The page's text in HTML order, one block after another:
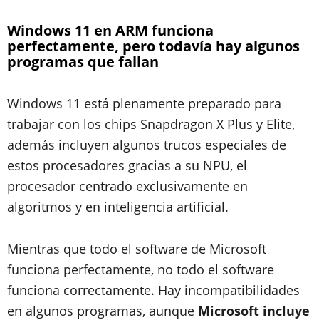
Windows 11 en ARM funciona
perfectamente, pero todavía hay algunos
programas que fallan
Windows 11 está plenamente preparado para
trabajar con los chips Snapdragon X Plus y Elite,
además incluyen algunos trucos especiales de
estos procesadores gracias a su NPU, el
procesador centrado exclusivamente en
algoritmos y en inteligencia artificial.
Mientras que todo el software de Microsoft
funciona perfectamente, no todo el software
funciona correctamente. Hay incompatibilidades
en algunos programas, aunque Microsoft incluye